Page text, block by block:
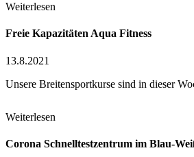
Weiterlesen
Freie Kapazitäten Aqua Fitness
13.8.2021
Unsere Breitensportkurse sind in dieser
Weiterlesen
Corona Schnelltestzentrum im Blau-